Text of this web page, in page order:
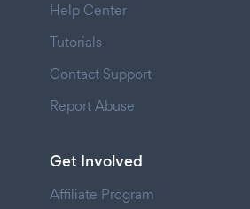
Help Center
Tutorials
Contact Support
Report Abuse
Get Involved
Affiliate Program